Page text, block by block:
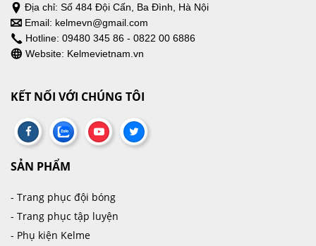
Địa chỉ: Số 484 Đội Cấn, Ba Đình, Hà Nội
Email: kelmevn@gmail.com
​Hotline: 09480 345 86 - 0822 00 6886
Website: Kelmevietnam.vn
KẾT NỐI VỚI CHÚNG TÔI
SẢN PHẨM
- Trang phục đội bóng
- Trang phục tập luyện
- Phụ kiện Kelme